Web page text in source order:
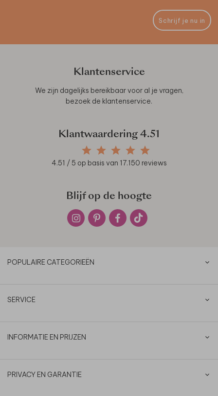
Schrijf je nu in
Klantenservice
We zijn dagelijks bereikbaar voor al je vragen,
bezoek de klantenservice.
Klantwaardering 4.51
4.51 / 5 op basis van 17.150 reviews
Blijf op de hoogte
POPULAIRE CATEGORIEËN
SERVICE
INFORMATIE EN PRIJZEN
PRIVACY EN GARANTIE